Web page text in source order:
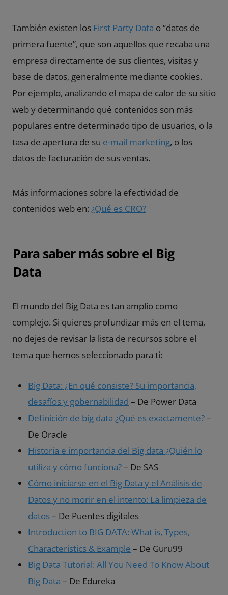
También existen los First Party Data o “datos de
primera fuente”, que son aquellos que recaba una
empresa directamente de sus clientes, visitas y
base de datos, generalmente mediante cookies.
Por ejemplo, analizando el mapa de calor de su sitio
web y determinando qué contenidos son más
populares entre determinado tipo de usuarios, o la
tasa de apertura de su e-mail marketing, o los
datos de facturación de sus ventas.
Más informaciones sobre la efectividad de
contenidos web en: ¿Qué es CRO?
Para saber más sobre el Big
Data
El mundo del Big Data es tan amplio como
complejo. Si quieres profundizar más en el tema,
no dejes de revisar la lista de recursos sobre el
tema que hemos seleccionado para ti:
Big Data: ¿En qué consiste? Su importancia,
desafíos y gobernabilidad – De Power Data
Definición de big data ¿Qué es exactamente?–
De Oracle
Historia e importancia del Big data ¿Quién lo
utiliza y cómo funciona?– De SAS
Cómo iniciarse en el Big Data y el Análisis de
Datos y no morir en el intento: La limpieza de
datos– De Puentes digitales
Introduction to BIG DATA: What is, Types,
Characteristics & Example – De Guru99
Big Data Tutorial: All You Need To Know About
Big Data – De Edureka